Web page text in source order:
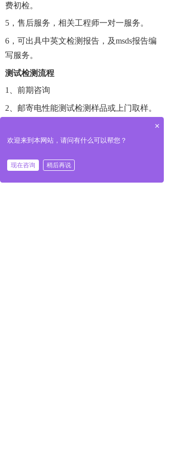
费初检。
5，售后服务，相关工程师一对一服务。
6，可出具中英文检测报告，及msds报告编
写服务。
测试检测流程
1、前期咨询
2、邮寄电性能测试检测样品或上门取样。
4、支付检测费用，开展实验。
5、完成实验，出具检测报告。
×
欢迎来到本网站，请问有什么可以帮您？
现在咨询 稍后再说